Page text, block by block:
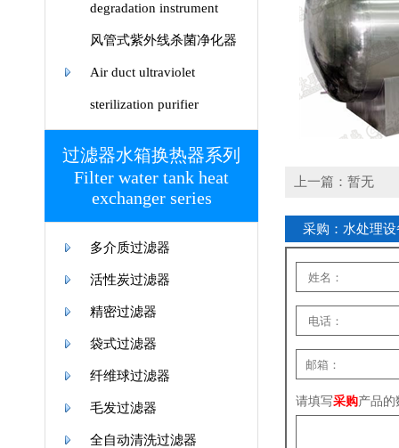
degradation instrument
风管式紫外线杀菌净化器
Air duct ultraviolet
sterilization purifier
过滤器水箱换热器系列
Filter water tank heat
exchanger series
多介质过滤器
活性炭过滤器
精密过滤器
袋式过滤器
纤维球过滤器
毛发过滤器
全自动清洗过滤器
上一篇：暂无
采购：水处理设
请填写采购产品的